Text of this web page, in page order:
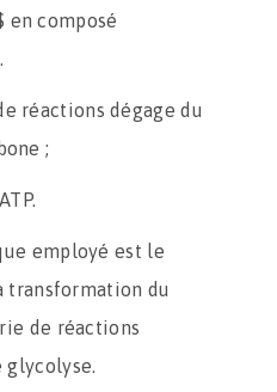
en composé
réactions dégage du
;
employé est le
transformation du
de réactions
glycolyse.